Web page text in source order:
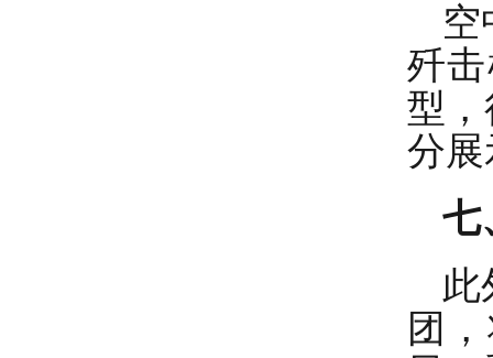
空
歼
型
分
七
此
团